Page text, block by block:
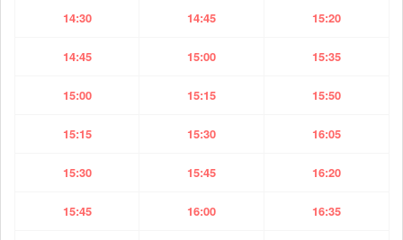
14:30 14:45 15:20
14:45 15:00 15:35
15:00 15:15 15:50
15:15 15:30 16:05
15:30 15:45 16:20
15:45 16:00 16:35